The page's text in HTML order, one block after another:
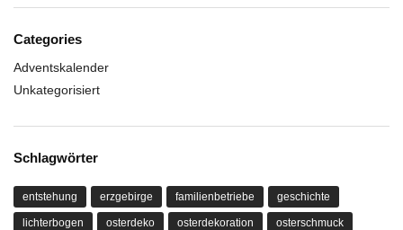
Categories
Adventskalender
Unkategorisiert
Schlagwörter
entstehung erzgebirge familienbetriebe geschichte
lichterbogen osterdeko osterdekoration osterschmuck